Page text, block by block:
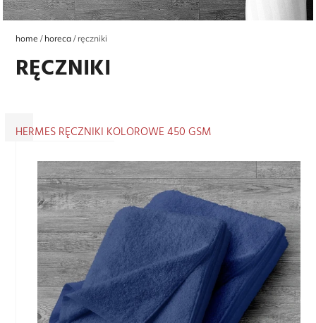
home horeca ręczniki
RĘCZNIKI
HERMES RĘCZNIKI KOLOROWE 450 GSM